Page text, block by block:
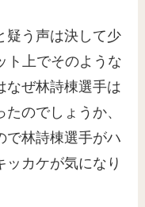
疑う声は決して少
ト上でそのような
なぜ林詩棟選手は
のでしょうか、
で林詩棟選手がハ
ッカケが気になり